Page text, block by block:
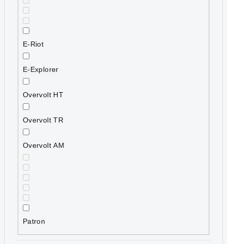
E-Riot
E-Explorer
Overvolt HT
Overvolt TR
Overvolt AM
Patron